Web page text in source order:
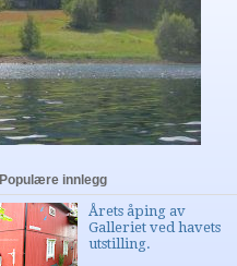
Populære innlegg
Årets åping av
Galleriet ved havets
utstilling.